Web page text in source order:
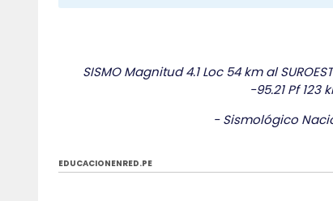
SISMO Magnitud 4.1 Loc 54 km al
-95.21 Pf 123
- Sismológico
EDUCACIONENRED.PE